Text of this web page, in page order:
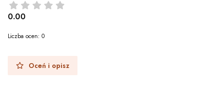
0.00
Liczba ocen: 0
Oceń i opisz